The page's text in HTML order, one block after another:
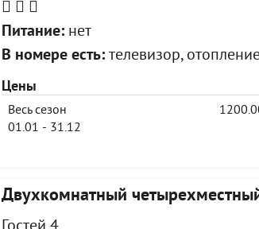
Питание:нет
В номере есть:телевизор,
Цены
Весь сезон
01.01 - 31.12
Двухкомнатный